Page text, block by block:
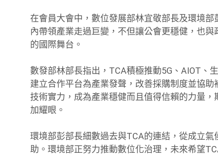
在會員大會中，數位發展部林宜敬部長及環境
內帶領產業走過巨變，不但讓公會更穩健，也
的國際舞台。
數發部林部長指出，TCA積極推動5G、AIOT、
建立合作平台為產業發聲，改善採購制度並協
技術實力，成為產業穩健而且值得信賴的力量
加耀眼。
環境部彭部長細數過去與TCA的連結，從成立
助。環境部正努力推動數位化治理，未來希望